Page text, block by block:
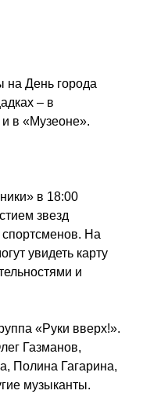
на День города
– в
в «Музеоне».
в 18:00
звезд
спортсменов. На
увидеть карту
и
«Руки вверх!».
Газманов,
Полина Гагарина,
музыканты.